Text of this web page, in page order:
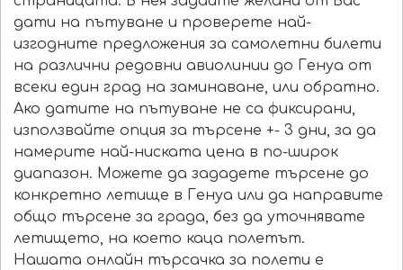
дати на пътуване и проверете най-
изгодните предложения за самолетни билети
на различни редовни авиолинии до Генуа от
всеки един град на заминаване, или обратно.
Ако датите на пътуване не са фиксирани,
използвайте опция за търсене +- 3 дни, за да
намерите най-ниската цена в по-широк
диапазон. Можете да зададете търсене до
конкретно летище в Генуа или да направите
общо търсене за града, без да уточнявате
летището, на което каца полетът.
Нашата онлайн търсачка за полети е